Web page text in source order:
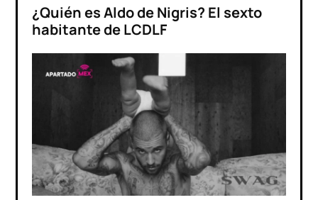
¿Quién es Aldo de Nigris? El sexto
habitante de LCDLF